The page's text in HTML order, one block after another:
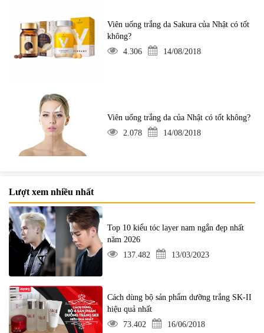
Viên uống trắng da Sakura của Nhật có tốt
không?
4.306
14/08/2018
Viên uống trắng da của Nhật có tốt không?
2.078
14/08/2018
Lượt xem nhiều nhất
Top 10 kiểu tóc layer nam ngắn đẹp nhất
năm 2026
137.482
13/03/2023
Cách dùng bộ sản phẩm dưỡng trắng SK-II
hiệu quả nhất
73.402
16/06/2018